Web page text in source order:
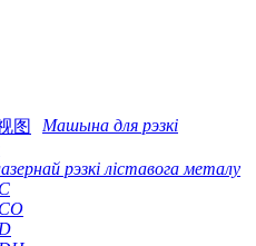
Машына для рэзкі
рэзкі ліставога металу